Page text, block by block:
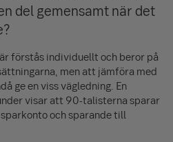
del gemensamt när det
förstås individuellt och beror på
men att jämföra med
ge en viss vägledning. En
visar att 90-talisterna sparar
och sparande till